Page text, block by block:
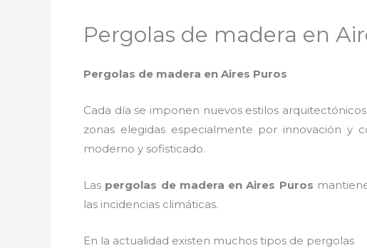
Pergolas de madera en
Pergolas de madera en Aires Puros
Cada día se imponen nuevos estilos
zonas elegidas especialmente por innovación y
moderno y sofisticado.
Las pergolas de madera en Aires Puros
las incidencias climáticas.
En la actualidad existen muchos tipos de pergolas